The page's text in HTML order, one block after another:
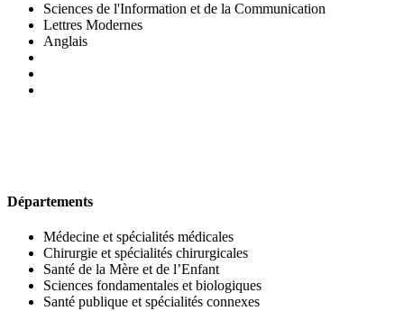
Sciences de l'Information et de la Communication
Lettres Modernes
Anglais
Départements
Médecine et spécialités médicales
Chirurgie et spécialités chirurgicales
Santé de la Mère et de l’Enfant
Sciences fondamentales et biologiques
Santé publique et spécialités connexes